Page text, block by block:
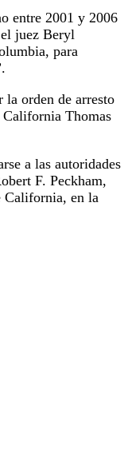
entre 2001 y 2006
juez Beryl
para
la orden de arresto
Thomas
a las autoridades
F. Peckham,
California, en la